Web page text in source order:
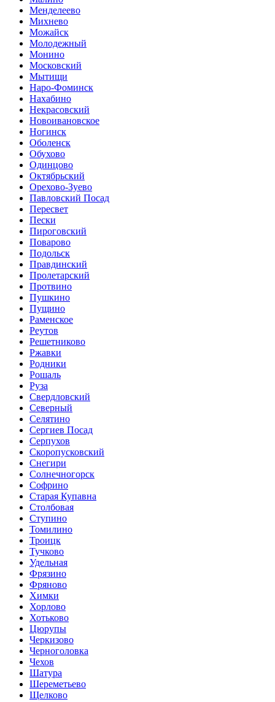
Менделеево
Михнево
Можайск
Молодежный
Монино
Московский
Мытищи
Наро-Фоминск
Нахабино
Некрасовский
Новоивановское
Ногинск
Оболенск
Обухово
Одинцово
Октябрьский
Орехово-Зуево
Павловский Посад
Пересвет
Пески
Пироговский
Поварово
Подольск
Правдинский
Пролетарский
Протвино
Пушкино
Пущино
Раменское
Реутов
Решетниково
Ржавки
Родники
Рошаль
Руза
Свердловский
Северный
Селятино
Сергиев Посад
Серпухов
Скоропусковский
Снегири
Солнечногорск
Софрино
Старая Купавна
Столбовая
Ступино
Томилино
Троицк
Тучково
Удельная
Фрязино
Фряново
Химки
Хорлово
Хотьково
Цюрупы
Черкизово
Черноголовка
Чехов
Шатура
Шереметьево
Щелково